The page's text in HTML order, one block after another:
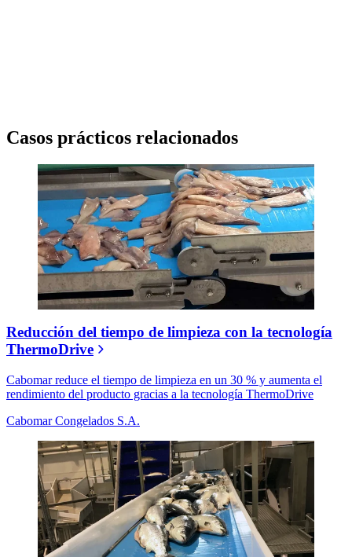
Casos prácticos relacionados
Reducción del tiempo de limpieza con la tecnología
ThermoDrive
Cabomar reduce el tiempo de limpieza en un 30 % y aumenta el
rendimiento del producto gracias a la tecnología ThermoDrive
Cabomar Congelados S.A.